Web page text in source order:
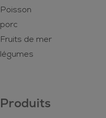
Poisson
porc
Fruits de mer
légumes
Produits